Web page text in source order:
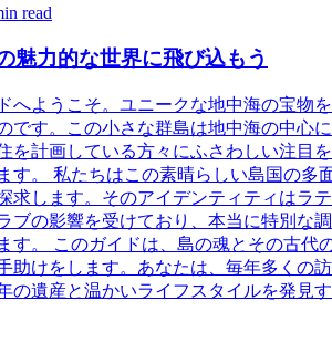
read
魅力的な世界に飛び込もう
へようこそ。ユニークな地中海の宝物
です。この小さな群島は地中海の中心
を計画している方々にふさわしい注目
す。 私たちはこの素晴らしい島国の多
求します。そのアイデンティティはラ
ブの影響を受けており、本当に特別な
す。 このガイドは、島の魂とその古代
助けをします。あなたは、毎年多くの
の遺産と温かいライフスタイルを発見